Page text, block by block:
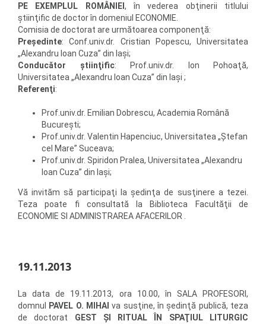
PE EXEMPLUL ROMÂNIEI , în vederea obţinerii titlului
ştiinţific de doctor în domeniul ECONOMIE.
Comisia de doctorat are următoarea componenţă:
Preşedinte: Conf.univ.dr. Cristian Popescu, Universitatea
„Alexandru Ioan Cuza” din Iaşi;
Conducător ştiinţific: Prof.univ.dr. Ion Pohoaţă,
Universitatea „Alexandru Ioan Cuza” din Iaşi ;
Referenţi:
Prof.univ.dr. Emilian Dobrescu, Academia Română
Bucureşti;
Prof.univ.dr. Valentin Hapenciuc, Universitatea „Ştefan
cel Mare” Suceava;
Prof.univ.dr. Spiridon Pralea, Universitatea „Alexandru
Ioan Cuza” din Iaşi;
Vă invităm să participaţi la şedinţa de susţinere a tezei.
Teza poate fi consultată la Biblioteca Facultăţii de
ECONOMIE SI ADMINISTRAREA AFACERILOR .
19.11.2013
La data de 19.11.2013, ora 10.00, în SALA PROFESORI,
domnul
PAVEL O. MIHAI va susţine, în şedinţă publică, teza
de doctorat GEST ŞI RITUAL ÎN SPAŢIUL LITURGIC